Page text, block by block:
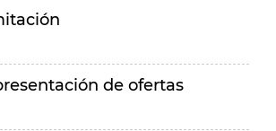
de ofertas